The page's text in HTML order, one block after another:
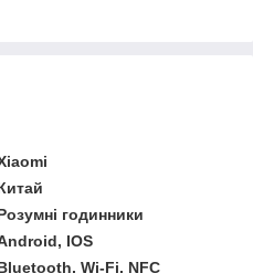
годинники
IOS
Wi-Fi, NFC